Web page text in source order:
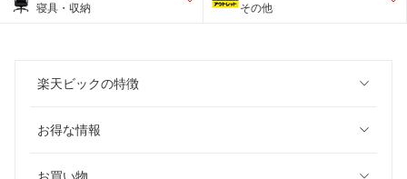
寝具・収納
その他
楽天ビックの特徴
お得な情報